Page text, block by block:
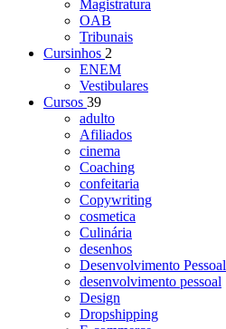
Magistratura
OAB
Tribunais
Cursinhos 2
ENEM
Vestibulares
Cursos 39
adulto
Afiliados
cinema
Coaching
confeitaria
Copywriting
cosmetica
Culinária
desenhos
Desenvolvimento Pessoal
desenvolvimento pessoal
Design
Dropshipping